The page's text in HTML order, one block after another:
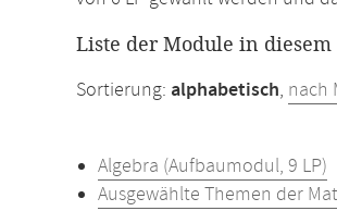
Liste der Module in
Sortierung: alphabetisch, nach
Algebra (Aufbaumodul, 9 LP)
Ausgewählte Themen der